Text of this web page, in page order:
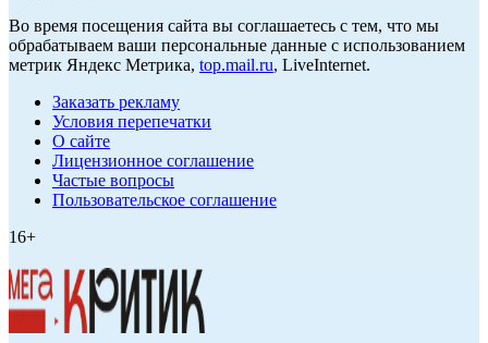
Во время посещения сайта вы соглашаетесь с тем, что мы
обрабатываем ваши персональные данные с использованием
метрик Яндекс Метрика, top.mail.ru, LiveInternet.
Заказать рекламу
Условия перепечатки
О сайте
Лицензионное соглашение
Частые вопросы
Пользовательское соглашение
16+